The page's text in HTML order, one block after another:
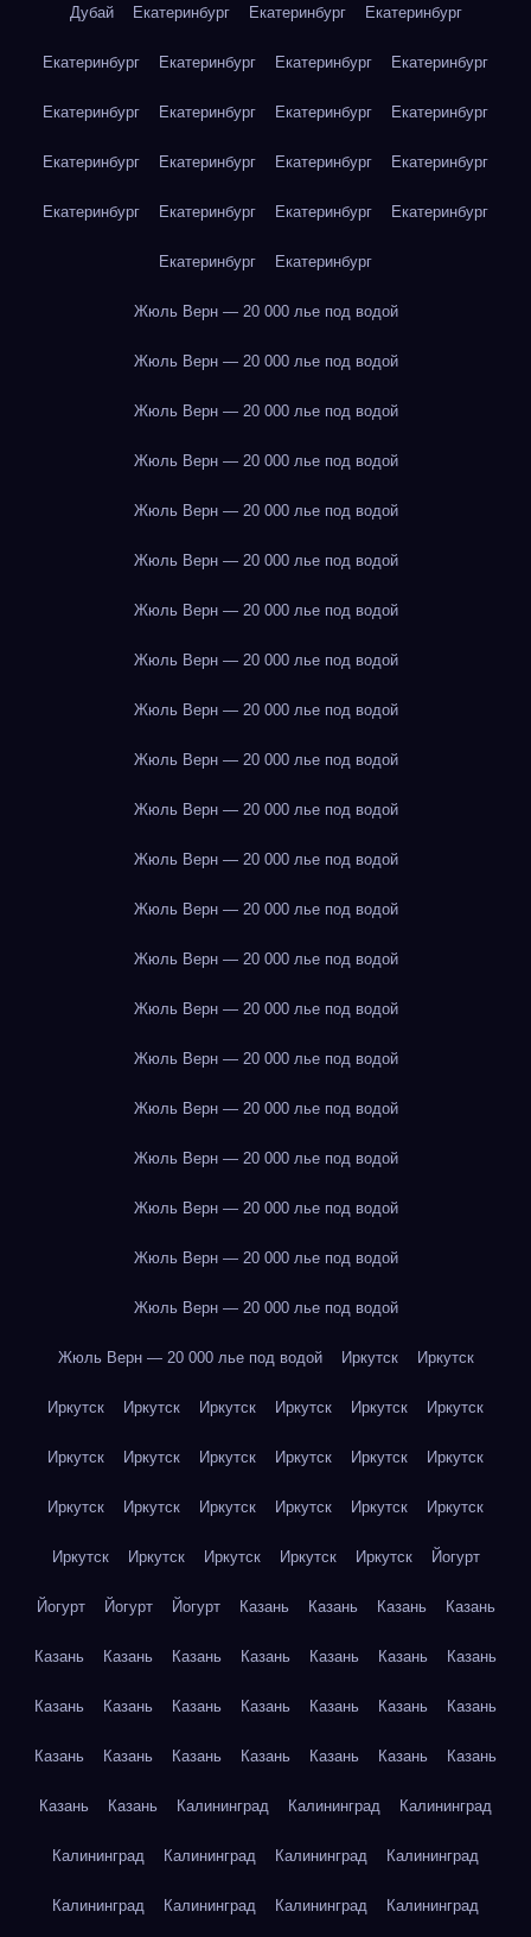
Дубай Екатеринбург Екатеринбург Екатеринбург
Екатеринбург Екатеринбург Екатеринбург Екатеринбург
Екатеринбург Екатеринбург Екатеринбург Екатеринбург
Екатеринбург Екатеринбург Екатеринбург Екатеринбург
Екатеринбург Екатеринбург Екатеринбург Екатеринбург
Екатеринбург Екатеринбург
Жюль Верн — 20 000 лье под водой
Жюль Верн — 20 000 лье под водой
Жюль Верн — 20 000 лье под водой
Жюль Верн — 20 000 лье под водой
Жюль Верн — 20 000 лье под водой
Жюль Верн — 20 000 лье под водой
Жюль Верн — 20 000 лье под водой
Жюль Верн — 20 000 лье под водой
Жюль Верн — 20 000 лье под водой
Жюль Верн — 20 000 лье под водой
Жюль Верн — 20 000 лье под водой
Жюль Верн — 20 000 лье под водой
Жюль Верн — 20 000 лье под водой
Жюль Верн — 20 000 лье под водой
Жюль Верн — 20 000 лье под водой
Жюль Верн — 20 000 лье под водой
Жюль Верн — 20 000 лье под водой
Жюль Верн — 20 000 лье под водой
Жюль Верн — 20 000 лье под водой
Жюль Верн — 20 000 лье под водой
Жюль Верн — 20 000 лье под водой
Жюль Верн — 20 000 лье под водой Иркутск Иркутск
Иркутск Иркутск Иркутск Иркутск Иркутск Иркутск
Иркутск Иркутск Иркутск Иркутск Иркутск Иркутск
Иркутск Иркутск Иркутск Иркутск Иркутск Иркутск
Иркутск Иркутск Иркутск Иркутск Иркутск Йогурт
Йогурт Йогурт Йогурт Казань Казань Казань Казань
Казань Казань Казань Казань Казань Казань Казань
Казань Казань Казань Казань Казань Казань Казань
Казань Казань Казань Казань Казань Казань Казань
Казань Казань Калининград Калининград Калининград
Калининград Калининград Калининград Калининград
Калининград Калининград Калининград Калининград